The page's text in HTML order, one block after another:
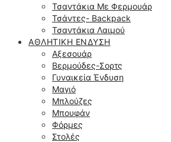
Τσαντάκια Με Φερμουάρ
Τσάντες- Backpack
Τσαντάκια Λαιμού
ΑΘΛΗΤΙΚΉ ΈΝΔΥΣΗ
Αξεσουάρ
Βερμούδες-Σορτς
Γυναικεία Ένδυση
Μαγιό
Μπλούζες
Μπουφάν
Φόρμες
Στολές